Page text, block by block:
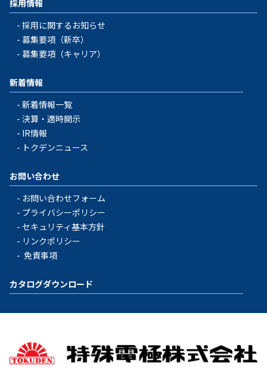
採用情報
採用に関するお知らせ
募集要項（新卒）
募集要項（キャリア）
新着情報
新着情報一覧
決算・適時開示
IR情報
トクデンニュース
お問い合わせ
お問い合わせフォーム
プライバシーポリシー
セキュリティ基本方針
リンクポリシー
免責事項
カタログダウンロード